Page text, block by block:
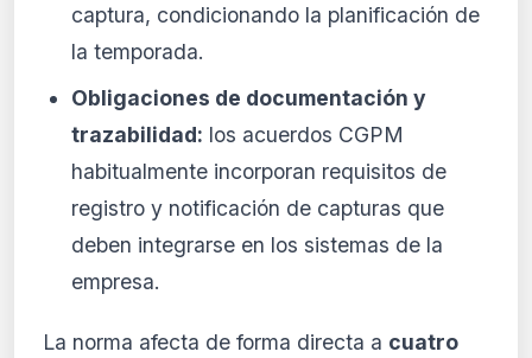
captura, condicionando la planificación de
la temporada.
Obligaciones de documentación y
trazabilidad: los acuerdos CGPM
habitualmente incorporan requisitos de
registro y notificación de capturas que
deben integrarse en los sistemas de la
empresa.
La norma afecta de forma directa a cuatro